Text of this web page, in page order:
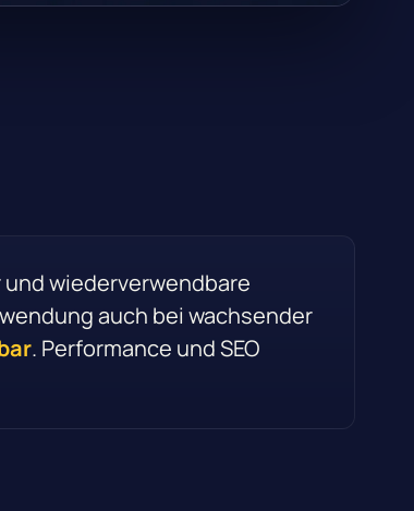
wiederverwendbare
auch bei wachsender
. Performance und SEO